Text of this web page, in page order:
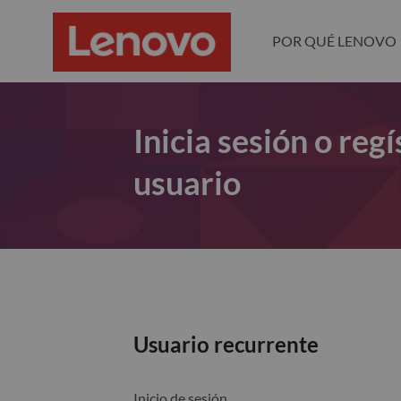
POR QUÉ LENOVO
Inicia sesión o
usuario
Usuario recurrente